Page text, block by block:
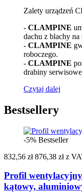
Zalety urządzeń
- CLAMPINE
dachu z blachy na
- CLAMPINE
roboczego.
- CLAMPINE
drabiny
Czytaj dalej
Bestsellery
-5% Bestseller
832,56 zł 876,38 zł z
Profil
kątowy,